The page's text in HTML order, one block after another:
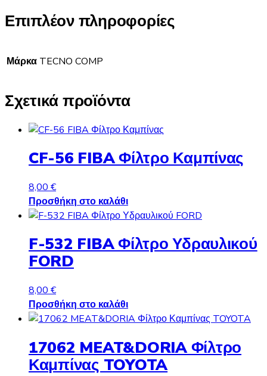
Επιπλέον πληροφορίες
Μάρκα TECNO COMP
Σχετικά προϊόντα
CF-56 FIBA Φίλτρο Καμπίνας
8,00 €
Προσθήκη στο καλάθι
F-532 FIBA Φίλτρο Υδραυλικού
FORD
8,00 €
Προσθήκη στο καλάθι
17062 MEAT&DORIA Φίλτρο
Καμπίνας TOYOTA